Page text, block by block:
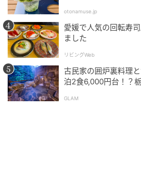
ファージー’s VIEW
otonamuse.jp
愛媛で人気の回転寿
ました
リビングWeb
古民家の囲炉裏料理
泊2食6,000円台！？
GLAM